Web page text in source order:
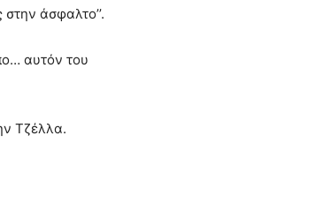
στην άσφαλτο’’.
αυτόν του
Τζέλλα.